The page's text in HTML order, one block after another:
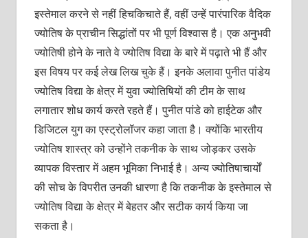
इस्तेमाल करने से नहीं हिचकिचाते हैं, वहीं उन्हें पारंपारिक वैदिक
ज्योतिष के प्राचीन सिद्धांतों पर भी पूर्ण विश्वास है। एक अनुभवी
ज्योतिषी होने के नाते वे ज्योतिष विद्या के बारे में पढ़ाते भी हैं और
इस विषय पर कई लेख लिख चुके हैं। इनके अलावा पुनीत पांडेय
ज्योतिष विद्या के क्षेत्र में युवा ज्योतिषियों की टीम के साथ
लगातार शोध कार्य करते रहते हैं। पुनीत पांडे को हाईटेक और
डिजिटल युग का एस्ट्रोलॉजर कहा जाता है। क्योंकि भारतीय
ज्योतिष शास्त्र को उन्होंने तकनीक के साथ जोड़कर उसके
व्यापक विस्तार में अहम भूमिका निभाई है। अन्य ज्योतिषाचार्यों
की सोच के विपरीत उनकी धारणा है कि तकनीक के इस्तेमाल से
ज्योतिष विद्या के क्षेत्र में बेहतर और सटीक कार्य किया जा
सकता है।